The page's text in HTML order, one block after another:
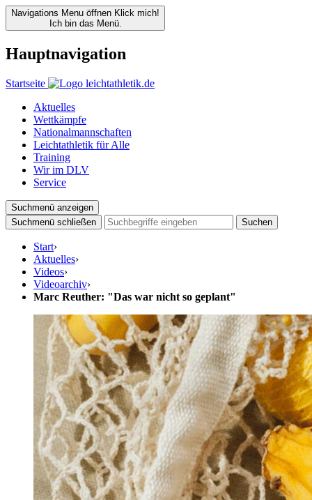
Navigations Menu öffnen Klick mich!
Ich bin das Menü.
Hauptnavigation
Startseite
Aktuelles
Wettkämpfe
Nationalmannschaften
Leichtathletik für Alle
Training
Wir im DLV
Service
Suchmenü anzeigen
Suchmenü schließen
Suchen
Start›
Aktuelles›
Videos›
Videoarchiv›
Marc Reuther: "Das war nicht so geplant"